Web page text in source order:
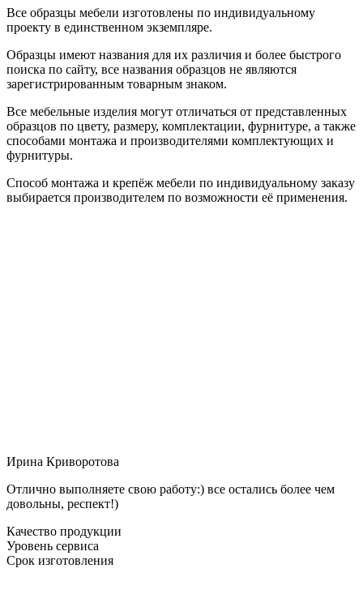
Все образцы мебели изготовлены по индивидуальному
проекту в единственном экземпляре.
Образцы имеют названия для их различия и более быстрого
поиска по сайту, все названия образцов не являются
зарегистрированным товарным знаком.
Все мебельные изделия могут отличаться от представленных
образцов по цвету, размеру, комплектации, фурнитуре, а также
способами монтажа и производителями комплектующих и
фурнитуры.
Способ монтажа и крепёж мебели по индивидуальному заказу
выбирается производителем по возможности её применения.
Ирина Криворотова
Отлично выполняете свою работу:) все остались более чем
довольны, респект!)
Качество продукции
Уровень сервиса
Срок изготовления